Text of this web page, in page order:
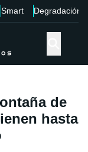
Smart Degradación
de
hasta